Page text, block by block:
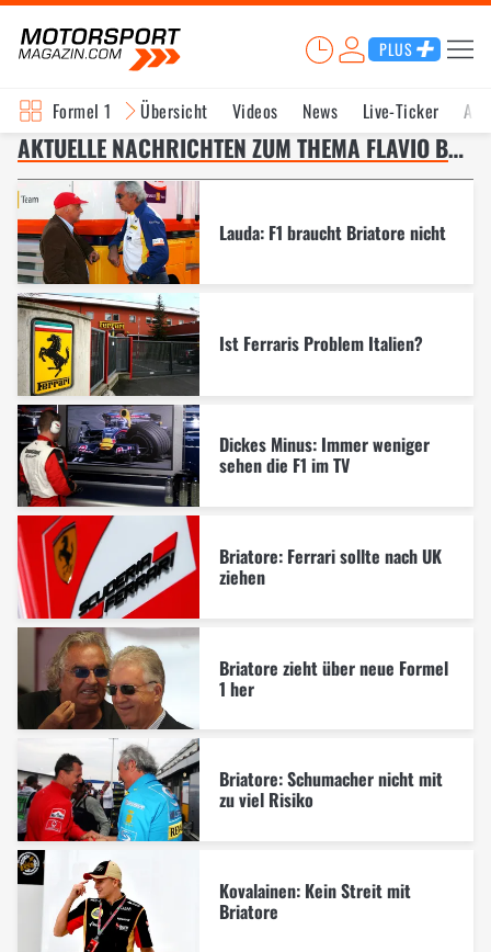
PLUS
Formel 1 Übersicht Videos News Live-Ticker
AKTUELLE NACHRICHTEN ZUM THEMA FLAVIO BRIATORE – SEITE 5
Lauda: F1 braucht Briatore nicht
Ist Ferraris Problem Italien?
Dickes Minus: Immer weniger
sehen die F1 im TV
Briatore: Ferrari sollte nach UK
ziehen
Briatore zieht über neue Formel
1 her
Briatore: Schumacher nicht mit
zu viel Risiko
Kovalainen: Kein Streit mit
Briatore